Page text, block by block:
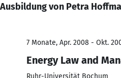
Ausbildung von Petra
7 Monate, Apr. 2008 - Okt.
Energy Law and
Ruhr-Universität Bochum